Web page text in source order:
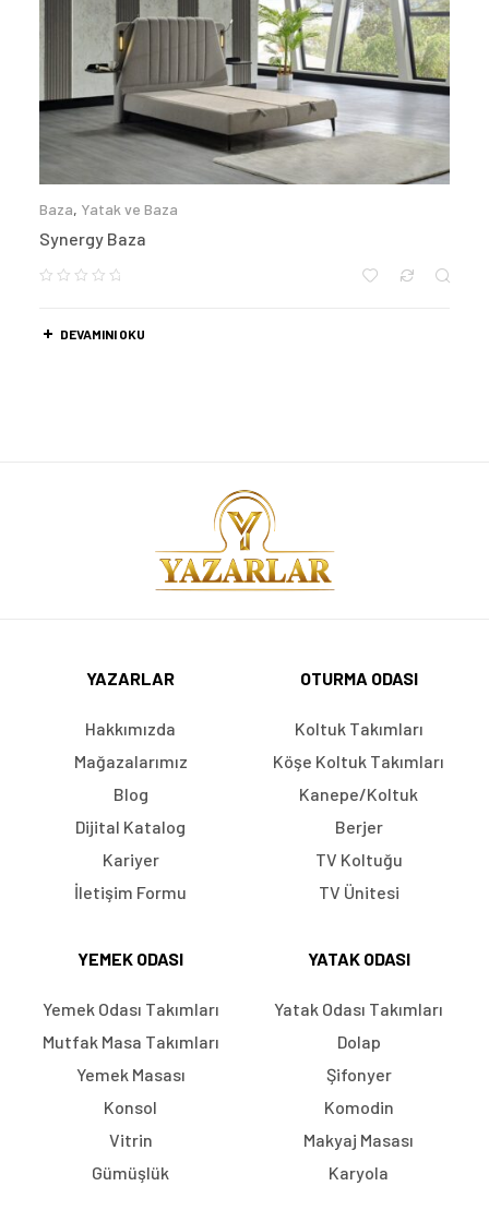
Baza, Yatak ve Baza
Synergy Baza
DEVAMINI OKU
YAZARLAR
Hakkımızda
Mağazalarımız
Blog
Dijital Katalog
Kariyer
İletişim Formu
OTURMA ODASI
Koltuk Takımları
Köşe Koltuk Takımları
Kanepe/Koltuk
Berjer
TV Koltuğu
TV Ünitesi
YEMEK ODASI
Yemek Odası Takımları
Mutfak Masa Takımları
Yemek Masası
Konsol
Vitrin
Gümüşlük
YATAK ODASI
Yatak Odası Takımları
Dolap
Şifonyer
Komodin
Makyaj Masası
Karyola